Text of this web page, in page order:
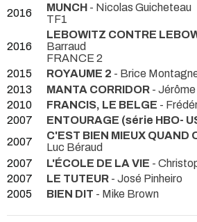
2016
MUNCH - Nicolas Guicheteau
TF1
2016
LEBOWITZ CONTRE
Barraud
FRANCE 2
2015
ROYAUME 2 - Brice
2013
MANTA CORRIDOR -
2010
FRANCIS, LE BELGE -
2007
ENTOURAGE (série HBO-
2007
C'EST BIEN MIEUX QUAND
Luc Béraud
2007
L'ÉCOLE DE LA VIE -
2007
LE TUTEUR - José Pinheiro
2005
BIEN DIT - Mike Brown